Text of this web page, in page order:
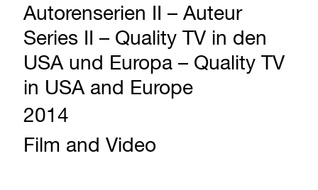
Autorenserien II – Auteur
Series II – Quality TV in den
USA und Europa – Quality TV
in USA and Europe
2014
Film and Video